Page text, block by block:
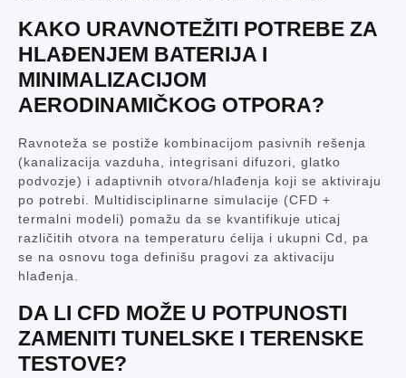
KAKO URAVNOTEŽITI POTREBE ZA
HLAĐENJEM BATERIJA I
MINIMALIZACIJOM
AERODINAMIČKOG OTPORA?
Ravnoteža se postiže kombinacijom pasivnih rešenja
(kanalizacija vazduha, integrisani difuzori, glatko
podvozje) i adaptivnih otvora/hlađenja koji se aktiviraju
po potrebi. Multidisciplinarne simulacije (CFD +
termalni modeli) pomažu da se kvantifikuje uticaj
različitih otvora na temperaturu ćelija i ukupni Cd, pa
se na osnovu toga definišu pragovi za aktivaciju
hlađenja.
DA LI CFD MOŽE U POTPUNOSTI
ZAMENITI TUNELSKE I TERENSKE
TESTOVE?